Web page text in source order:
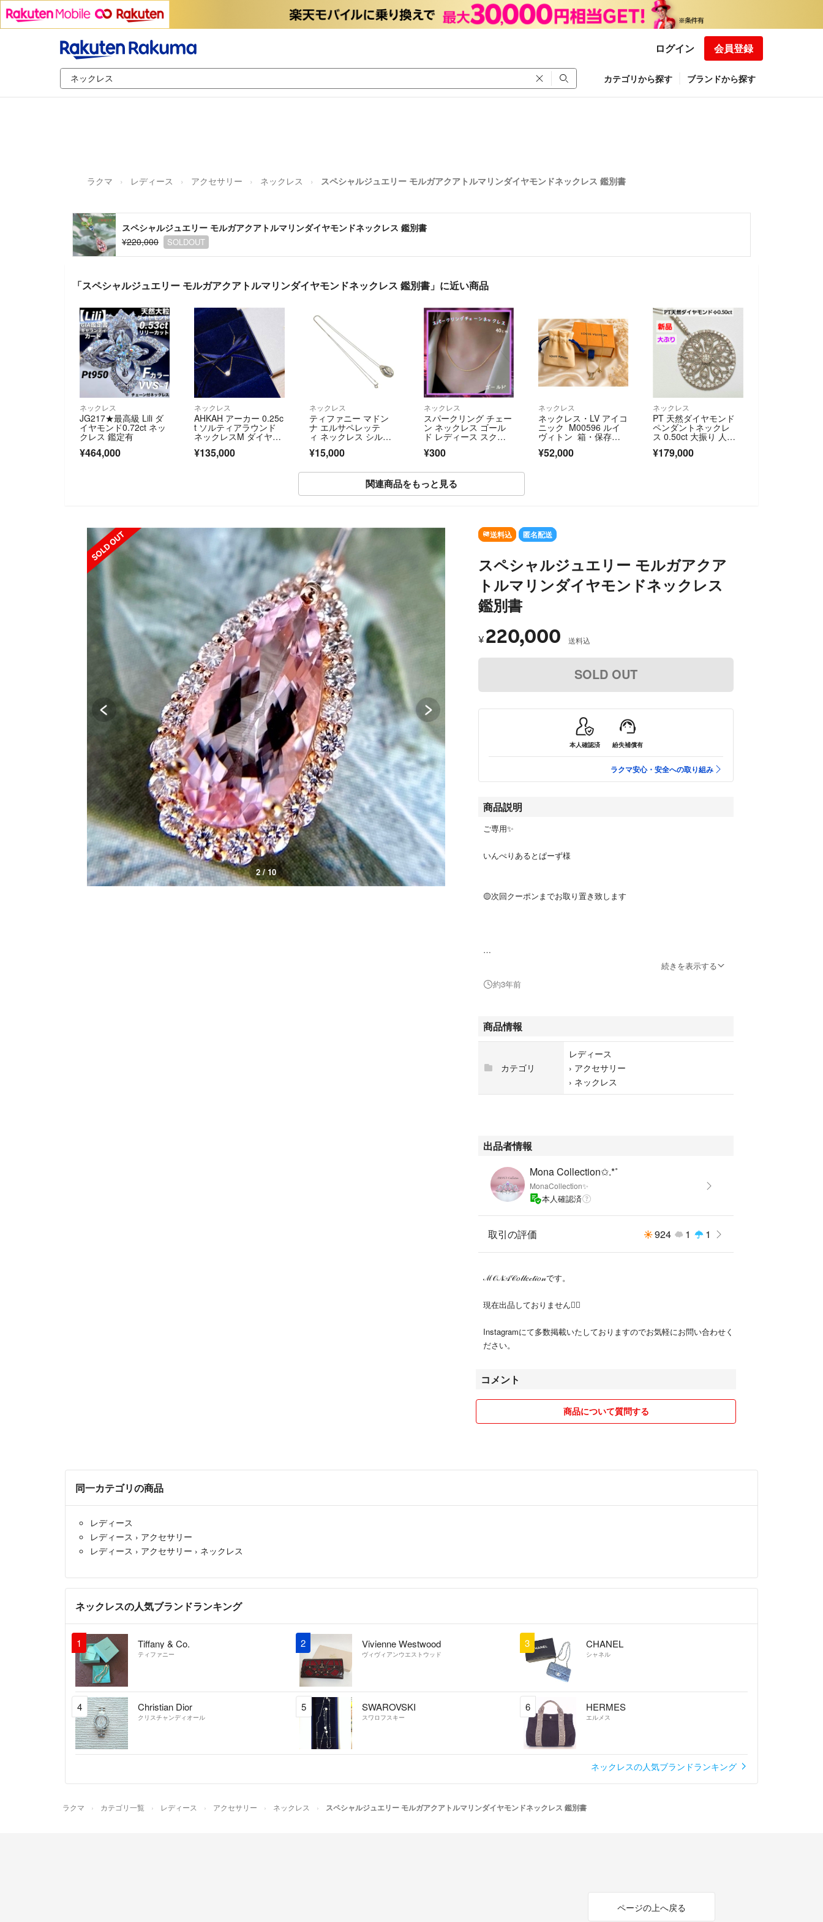
ログイン 会員登録
カテゴリから探す ブランドから探す
ラクマ レディース アクセサリー ネックレス スペシャルジュエリー モルガアクアトルマリンダイヤモンドネックレス 鑑別書
スペシャルジュエリー モルガアクアトルマリンダイヤモンドネックレス 鑑別書
¥220,000
SOLDOUT
「スペシャルジュエリー モルガアクアトルマリンダイヤモンドネックレス 鑑別書」に近い商品
ネックレス
JG217★最高級 Lili ダ
イヤモンド0.72ct ネッ
クレス 鑑定有
¥464,000
ネックレス
AHKAH アーカー 0.25c
t ソルティアラウンド
ネックレスM ダイヤモ
ンド 18金 K18 ゴール
ド
¥135,000
ネックレス
ティファニー マドン
ナ エルサペレッテ
ィ ネックレス シルバ
ー STERLING Tiffany&
Co
¥15,000
ネックレス
スパークリング チェー
ン ネックレス ゴール
ド レディース スクリ
ュー 40
¥300
ネックレス
ネックレス・LV アイコ
ニック M00596 ルイ
ヴィトン 箱・保存袋
付き
¥52,000
ネックレス
PT 天然ダイヤモンド
ペンダントネックレ
ス 0.50ct 大振り 人
¥179,000
関連商品をもっと見る
SOLD OUT
3 / 10
送料込 匿名配送
スペシャルジュエリー モルガアクア
トルマリンダイヤモンドネックレス
鑑別書
¥ 220,000 送料込
SOLD OUT
本人確認済 紛失補償有
ラクマ安心・安全への取り組み
商品説明
ご専用✨
いんぺりあるとぱーず様
🟡次回クーポンまでお取り置き致します
お値下げ致しました✨
アクアマリン
グリーングロッシュラーガーネット
ダイヤモンド
パステルカラーの宝石達をたっぷり使用して柔らかな優しい煌きが美
其々の宝石達が仲良く共鳴し合ってます。
バタフライはグリーングロッシュラーガーネットとグリーントルマリ
ン２種使い。
単調なグリーンを一面ではなくてグリーンの濃さに変化があってより
蝶の羽のようにあしらっています。
下には美しいアクアマリンペアシェイプ。
色目もよくてテリテリなんです。
このくらいの価格帯ジュエリーになると素材が上質であることは間違
いないのですがこのネックレスのモルガナイトは、ひとテリ上だなと
自ら輝こうとしているのがわかる内側からのテリが素晴らしいです。
素敵なネックレスに仕上がっています。
存在感がありながら様々なシーンで合わせやすくファッションのワン
ピースポイントにもなります。
そしてトップはそれぞれ3種の地金を使っています。
それぞれの宝石達の輝きやデザインをたっぷりお楽しみ下さい♪
• ───── ✾ ───── •
○鑑別書
○K18PG/YG/pt900
○モルガナイト1.96ct 刻印
○アクアマリン0.58ct 刻印
○ダイヤモンド0.43ct 刻印
○脇石 グリーンガーネット/グリーントルマリン
○トップサイズ 縦幅45.5㎜ 横幅最大14.0㎜
○チェーン長さ45㎝まで長さ調整可能
○重さ5.39g
続きを表示する
約3年前
商品情報
カテゴリ
レディース
› アクセサリー
› ネックレス
出品者情報
Mona Collection✩.*˚
MonaCollection✨
本人確認済
取引の評価 924 1 1
ℳ𝒪𝒩𝒜𝒞𝑜𝓁𝓁𝑒𝒸𝓉𝒾𝑜𝓃です。
現在出品しておりません🙇‍♀️
Instagramにて多数掲載いたしておりますのでお気軽にお問い合わせく
ださい。
コメント
商品について質問する
同一カテゴリの商品
レディース
レディース › アクセサリー
レディース › アクセサリー › ネックレス
ネックレスの人気ブランドランキング
1 Tiffany & Co.
ティファニー
2 Vivienne Westwood
ヴィヴィアンウエストウッド
3 CHANEL
シャネル
4 Christian Dior
クリスチャンディオール
5 SWAROVSKI
スワロフスキー
6 HERMES
エルメス
ネックレスの人気ブランドランキング
ラクマ カテゴリ一覧 レディース アクセサリー ネックレス スペシャルジュエリー モルガアクアトルマリンダイヤモンドネックレス 鑑別書
ページの上へ戻る